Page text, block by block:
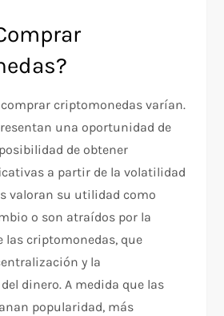
criptomonedas varían.
una oportunidad de
de obtener
a partir de la volatilidad
valoran su utilidad como
o son atraídos por la
las criptomonedas, que
y la
dinero. A medida que las
popularidad, más